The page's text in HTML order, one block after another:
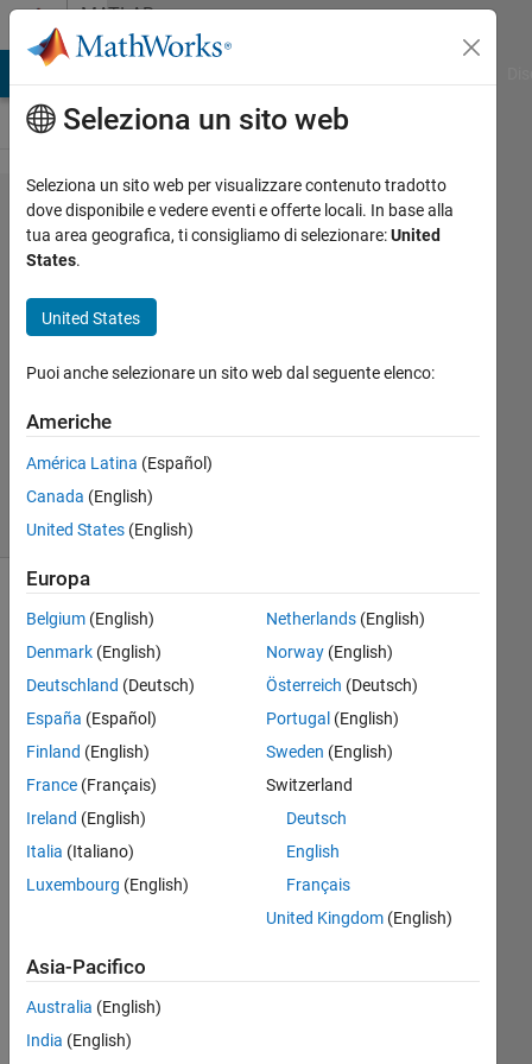
Vai al contenutoMATLAB
Answers
"atan"
function
Dharmesh
Nadhe
15 Set
1
6
Visualizzazioni
(30 giorni)
o,m
yco
ows
:
1=
Seleziona un sito web
Seleziona un sito web per visualizzare contenuto tradotto
dove disponibile e vedere eventi e offerte locali. In base alla
tua area geografica, ti consigliamo di selezionare:United
States.
United States
Puoi anche selezionare un sito web dal seguente elenco:
Americhe
América Latina (Español)
Canada (English)
United States (English)
Europa
Belgium (English)
Denmark (English)
Deutschland (Deutsch)
España (Español)
Finland (English)
France (Français)
Ireland (English)
Italia (Italiano)
Luxembourg (English)
Netherlands(English)
Norway(English)
Österreich (Deutsch)
Portugal (English)
Sweden (English)
Switzerland
Deutsch
English
Français
United Kingdom(English)
Asia-Pacifico
Australia (English)
India (English)